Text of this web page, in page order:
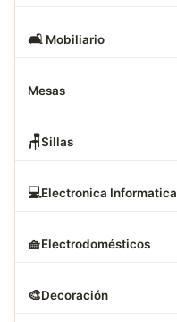
🛋 ️ Mobiliario
Mesas
🪑Sillas
💻Electronica Informatica
🧺Electrodomésticos
🎨Decoración